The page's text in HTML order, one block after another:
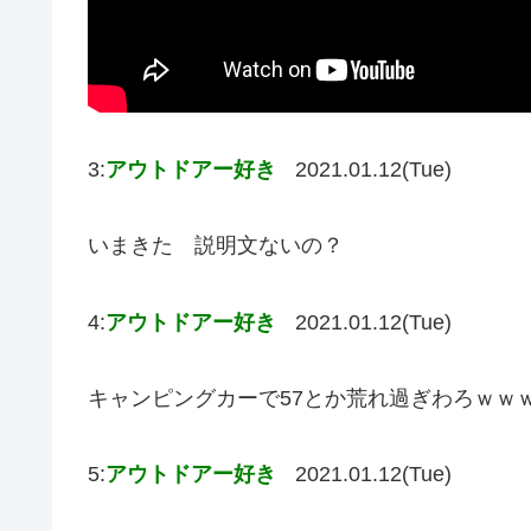
3:アウトドアー好き 2021.01.12(Tue)
いまきた 説明文ないの？
4:アウトドアー好き 2021.01.12(Tue)
キャンピングカーで57とか荒れ過ぎわろｗｗ
5:アウトドアー好き 2021.01.12(Tue)